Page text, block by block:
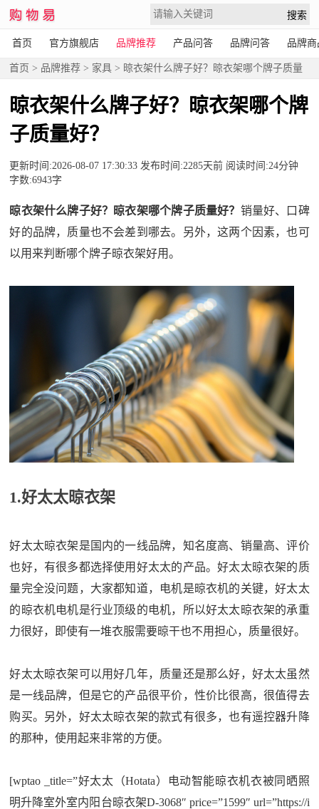
首页 官方旗舰店 品牌推荐 产品问答 品牌问答 品牌商
首页 > 品牌推荐 > 家具 > 晾衣架什么牌子好？晾衣架哪个牌子质量
晾衣架什么牌子好？晾衣架哪个牌
子质量好？
更新时间:2026-08-07 17:30:33 发布时间:2285天前 阅读时间:24分钟
字数:6943字
晾衣架什么牌子好？晾衣架哪个牌子质量好？ 销量好、口碑
好的品牌，质量也不会差到哪去。另外，这两个因素，也可
以用来判断哪个牌子晾衣架好用。
1.好太太晾衣架
好太太晾衣架是国内的一线品牌，知名度高、销量高、评价
也好，有很多都选择使用好太太的产品。好太太晾衣架的质
量完全没问题，大家都知道，电机是晾衣机的关键，好太太
的晾衣机电机是行业顶级的电机，所以好太太晾衣架的承重
力很好，即使有一堆衣服需要晾干也不用担心，质量很好。
好太太晾衣架可以用好几年，质量还是那么好，好太太虽然
是一线品牌，但是它的产品很平价，性价比很高，很值得去
购买。另外，好太太晾衣架的款式有很多，也有遥控器升降
的那种，使用起来非常的方便。
[wptao _title=”好太太（Hotata）电动智能晾衣机衣被同晒照
明升降室外室内阳台晾衣架D-3068″ price=”1599″ url=”https://i